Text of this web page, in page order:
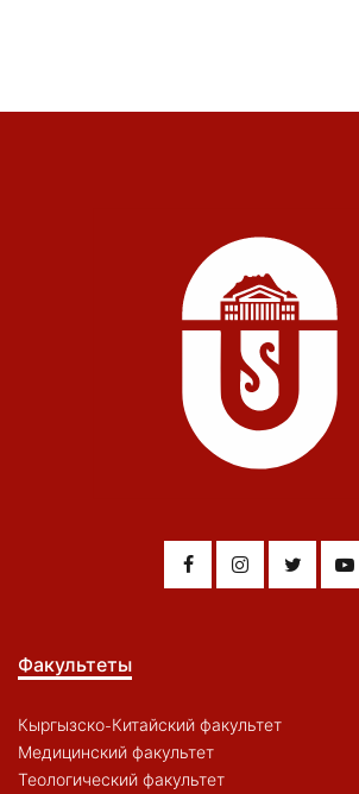
Факультеты
Кыргызско-Китайский факультет
Медицинский факультет
Теологический факультет